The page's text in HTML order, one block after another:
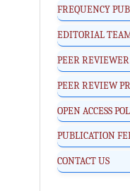
FREQUENCY
EDITORIAL
PEER REVIEWER
PEER REVIEW
OPEN ACCESS
PUBLICATION
CONTACT US